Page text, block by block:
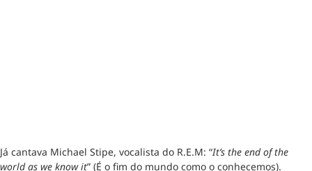
Já cantava Michael Stipe, vocalista do R.E.M: “It’s the end of the
world as we know it” (É o fim do mundo como o conhecemos).